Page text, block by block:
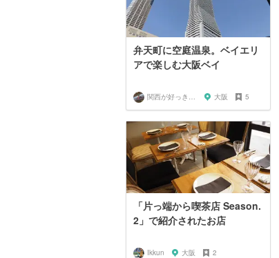
弁天町に空庭温泉。ベイエリ
アで楽しむ大阪ベイ
関西が好っきゃねん 大阪 5
「片っ端から喫茶店 Season.
2」で紹介されたお店
Ikkun 大阪 2